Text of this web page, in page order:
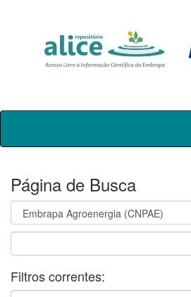
Skip
Página de Busca
Filtros correntes: